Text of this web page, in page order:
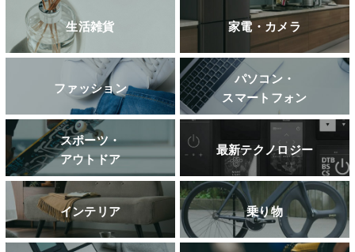
生活雑貨 家電・カメラ
ファッション
パソコン・
スマートフォン
スポーツ・
アウトドア
最新テクノロジー
インテリア 乗り物